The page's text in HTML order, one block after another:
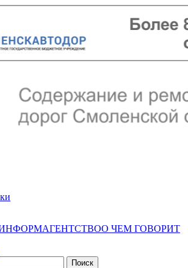
О ЧЕМ ГОВОРИТ